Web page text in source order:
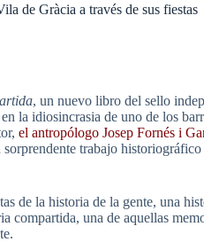
de Gràcia a través de sus fiestas
, un nuevo libro del sello
la idiosincrasia de uno de los
el antropólogo Josep Fornés i
trabajo
de la historia de la gente, una
compartida, una de aquellas